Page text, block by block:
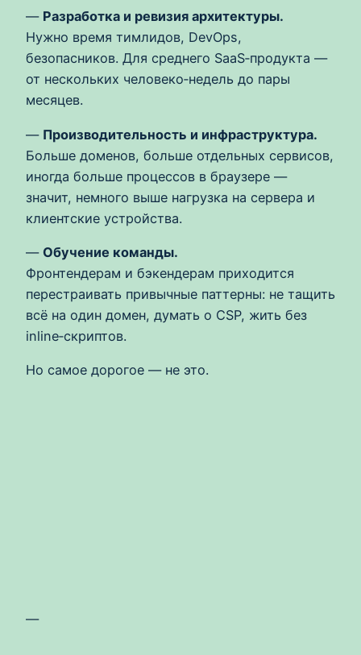
— Разработка и ревизия архитектуры.
Нужно время тимлидов, DevOps,
безопасников. Для среднего SaaS‑продукта —
от нескольких человеко‑недель до пары
месяцев.
— Производительность и инфраструктура.
Больше доменов, больше отдельных сервисов,
иногда больше процессов в браузере —
значит, немного выше нагрузка на сервера и
клиентские устройства.
— Обучение команды.
Фронтендерам и бэкендерам приходится
перестраивать привычные паттерны: не тащить
всё на один домен, думать о CSP, жить без
inline‑скриптов.
Но самое дорогое — не это.
—